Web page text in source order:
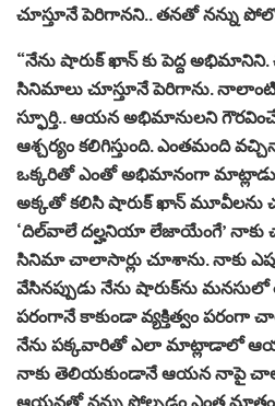
చూస్తూనే పెరిగానని.. తనతో నన్ను
“నేను షారుక్‌ ఖాన్ కు పెద్ద
సినిమాలు చూస్తూనే పెరిగాను.
స్ఫూర్తి.. ఆయన అభిమానులని
ఆశ్చర్యం కలిగిస్తుంది. ఎంతమంది
ఒక్కరితో ఎంతో అభిమానంగా
అక్కతో కలిసి షారుక్ ఖాన్ మూవీలను
‘దిల్‌వాలే దల్హనియా లేజాయేంగే’
సినిమా చాలాసార్లు చూశాను. నాకు
వేసినప్పుడు నేను షారుక్‌ను
పరంగానే కాకుండా వ్యక్తిత్వం పరంగా
నేను పక్కవారితో ఎలా మాట్లాడాలో
నాకు తెలియకుండానే ఆయన నాపై చాలా